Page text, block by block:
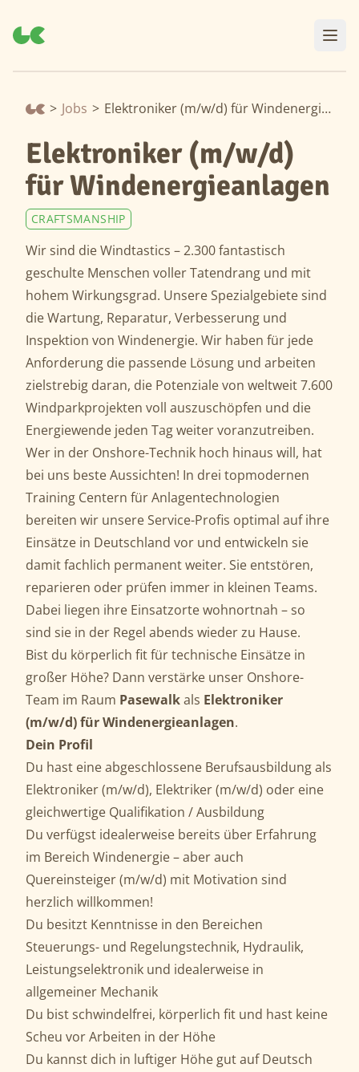
> Jobs > Elektroniker (m/w/d) für Windenergieanlagen
Elektroniker (m/w/d)
für Windenergieanlagen
CRAFTSMANSHIP
Wir sind die Windtastics – 2.300 fantastisch
geschulte Menschen voller Tatendrang und mit
hohem Wirkungsgrad. Unsere Spezialgebiete sind
die Wartung, Reparatur, Verbesserung und
Inspektion von Windenergie. Wir haben für jede
Anforderung die passende Lösung und arbeiten
zielstrebig daran, die Potenziale von weltweit 7.600
Windparkprojekten voll auszuschöpfen und die
Energiewende jeden Tag weiter voranzutreiben.
Wer in der Onshore-Technik hoch hinaus will, hat
bei uns beste Aussichten! In drei topmodernen
Training Centern für Anlagentechnologien
bereiten wir unsere Service-Profis optimal auf ihre
Einsätze in Deutschland vor und entwickeln sie
damit fachlich permanent weiter. Sie entstören,
reparieren oder prüfen immer in kleinen Teams.
Dabei liegen ihre Einsatzorte wohnortnah – so
sind sie in der Regel abends wieder zu Hause.
Bist du körperlich fit für technische Einsätze in
großer Höhe? Dann verstärke unser Onshore-
Team im Raum Pasewalkals Elektroniker
(m/w/d) für Windenergieanlagen.
Dein Profil
Du hast eine abgeschlossene Berufsausbildung als
Elektroniker (m/w/d), Elektriker (m/w/d) oder eine
gleichwertige Qualifikation / Ausbildung
Du verfügst idealerweise bereits über Erfahrung
im Bereich Windenergie – aber auch
Quereinsteiger (m/w/d) mit Motivation sind
herzlich willkommen!
Du besitzt Kenntnisse in den Bereichen
Steuerungs- und Regelungstechnik, Hydraulik,
Leistungselektronik und idealerweise in
allgemeiner Mechanik
Du bist schwindelfrei, körperlich fit und hast keine
Scheu vor Arbeiten in der Höhe
Du kannst dich in luftiger Höhe gut auf Deutsch